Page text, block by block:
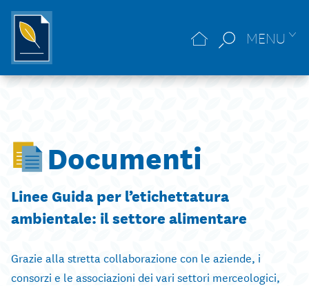
MENU
Documenti
Linee Guida per l’etichettatura
ambientale: il settore alimentare
Grazie alla stretta collaborazione con le aziende, i
consorzi e le associazioni dei vari settori merceologici,